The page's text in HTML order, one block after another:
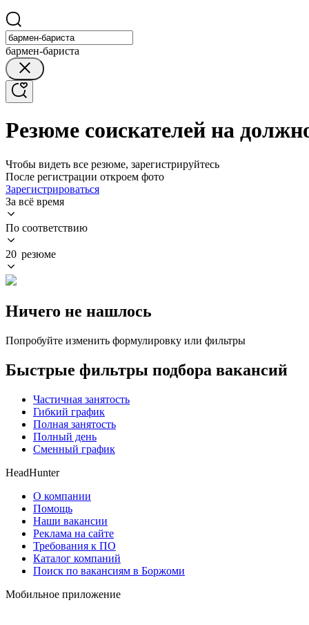
бармен-бариста
Резюме соискателей на
Чтобы видеть все резюме, зарегистрируйтесь
После регистрации откроем фото
Зарегистрироваться
За всё время
По соответствию
20 резюме
Ничего не нашлось
Попробуйте изменить формулировку или фильтры
Быстрые фильтры подбора вакансий
Частичная занятость
Гибкий график
Полная занятость
Полный день
Сменный график
HeadHunter
О компании
Помощь
Наши вакансии
Реклама на сайте
Требования к ПО
Каталог компаний
Поиск по вакансиям в Боржоми
Мобильное приложение